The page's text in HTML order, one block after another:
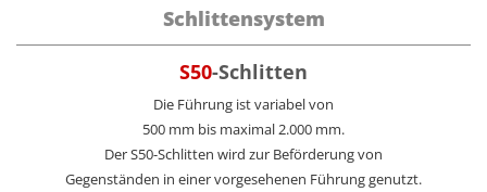
Schlittensystem
S50-Schlitten
Die Führung ist variabel von
500 mm bis maximal 2.000 mm.
Der S50-Schlitten wird zur Beförderung von
Gegenständen in einer vorgesehenen Führung genutzt.